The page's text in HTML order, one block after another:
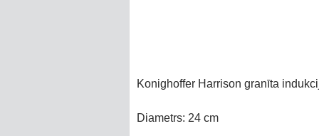
Konighoffer Harrison granīta
Diametrs: 24 cm